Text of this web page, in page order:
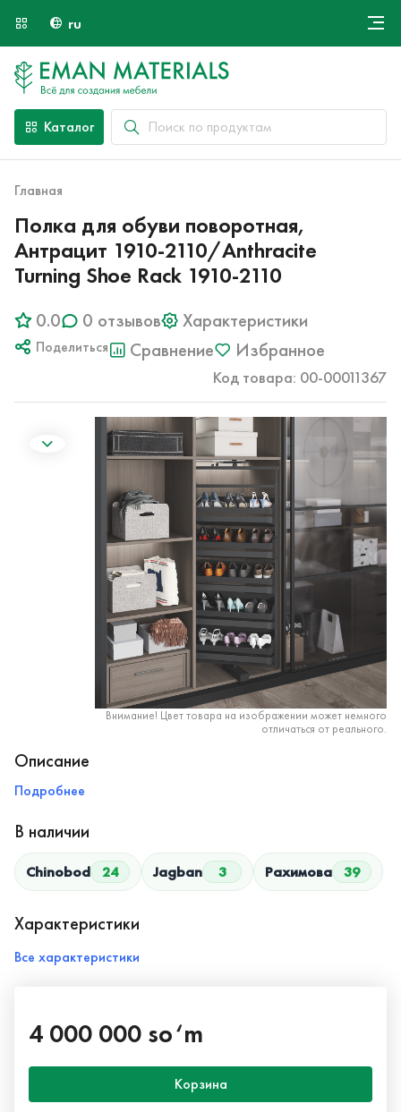
ru
Оплата и доставка
Каталог
Главная
Полка для обуви поворотная,
Антрацит 1910-2110/Anthracite
Turning Shoe Rack 1910-2110
0.0 0 отзывов Характеристики
Поделиться Сравнение Избранное
Код товара: 00-00011367
Внимание! Цвет товара на изображении может немного
отличаться от реального.
Описание
Подробнее
В наличии
Chinobod 24 Jagban 3 Рахимова 39
Характеристики
Все характеристики
4 000 000 so‘m
Корзина